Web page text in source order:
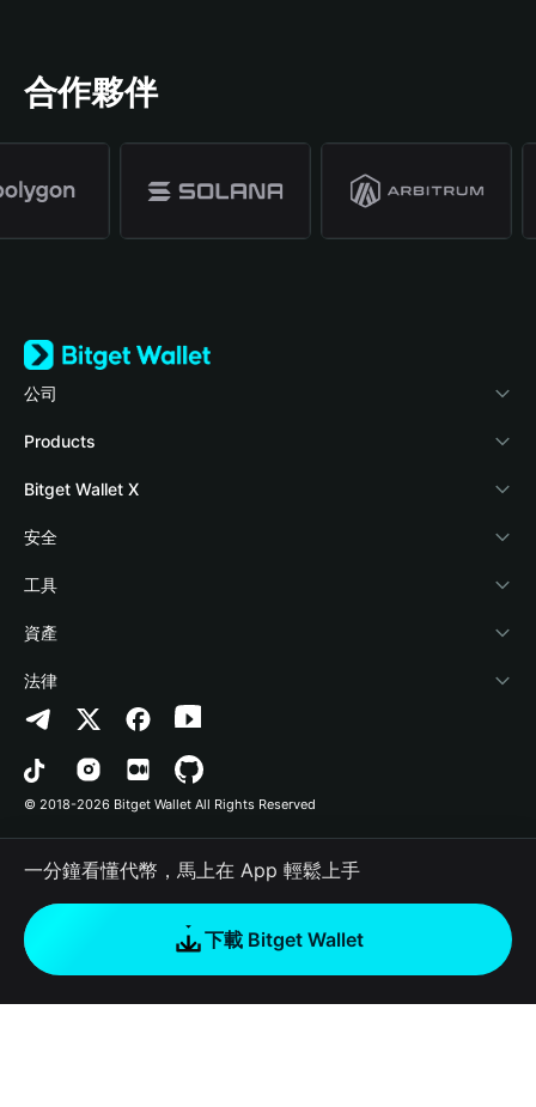
合作夥伴
公司
關於 Bitget Wallet
部落格
學院
加密資訊
幫助中心
‌聯繫我們
品牌資源
工作機會
Products
Crypto Card
Stablecoin Earn
Payfi Crypto
Crypto Swap API
Altcoin Season Index
Prediction Markets
DApp
RWA
如何購買加密貨幣
Bitget Wallet X
開發者文件
連接錢包
Bitget Wallet Pay
合作上架
安全
風險保障基金
安全防護技術
工具
快捷買幣
授權檢測
合約檢測
批次轉帳
資產
Arbitrum
Avalanche
Bitcoin
Polygon
法律
隱私協議
用戶使用協議
© 2018-2026 Bitget Wallet All Rights Reserved
一分鐘看懂代幣，馬上在 App 輕鬆上手
下載 Bitget Wallet